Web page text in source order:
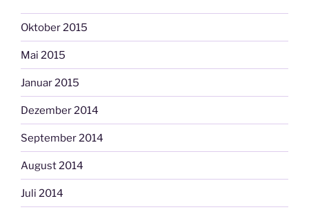
Oktober 2015
Mai 2015
Januar 2015
Dezember 2014
September 2014
August 2014
Juli 2014